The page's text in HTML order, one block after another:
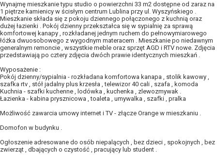
Wynajmę mieszkanie typu studio o powierzchni 33 m2 dostępne od zaraz na
1 piętrze kamienicy w ścisłym centrum Lublina przy ul. Wyszyńskiego .
Mieszkanie składa się z pokoju dziennego połączonego z kuchnią oraz
dużej łazienki . Pokój dzienny przekształca się w sypialnię za sprawą
komfortowej kanapy , rozkładanej jednym ruchem do pełnowymiarowego
łóżka dwuosobowego z wygodnym materacem . Mieszkanie po niedawnym
generalnym remoncie , wszystkie meble oraz sprzęt AGD i RTV nowe. Zdjęcia
przedstawiają po cztery zdjęcia dwóch prawie identycznych mieszkań .
Wyposażenie :
Pokój dzienny/sypialnia - rozkładana komfortowa kanapa , stolik kawowy ,
szafka rtv , stół jadalny plus krzesła , telewizor 40 cali , szafa , komoda
Kuchnia - szafki kuchenne , lodówka , kuchenka , zlewozmywak .
Łazienka - kabina prysznicowa , toaleta , umywalka , szafki , pralka
Możliwość zawarcia umowy internet i TV - złącze Orange w mieszkaniu .
Domofon w budynku .
Ogłoszenie adresowane do osób niepalących , bez dzieci , spokojnych , bez
zwierząt , dbających o czystość , pracujący lub student .